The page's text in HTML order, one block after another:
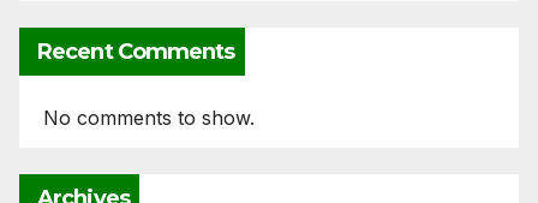
Recent Comments
No comments to show.